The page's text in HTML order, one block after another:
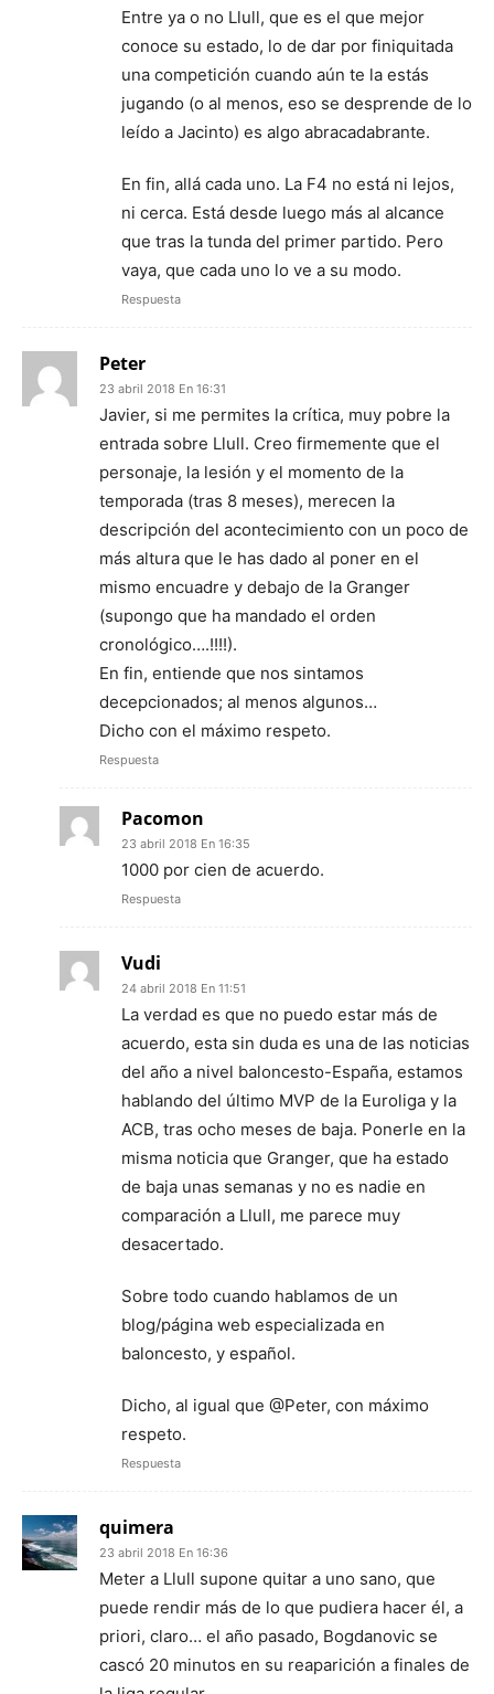
Entre ya o no Llull, que es el que mejor
conoce su estado, lo de dar por finiquitada
una competición cuando aún te la estás
jugando (o al menos, eso se desprende de lo
leído a Jacinto) es algo abracadabrante.
En fin, allá cada uno. La F4 no está ni lejos,
ni cerca. Está desde luego más al alcance
que tras la tunda del primer partido. Pero
vaya, que cada uno lo ve a su modo.
Respuesta
Peter
23 abril 2018 En 16:31
Javier, si me permites la crítica, muy pobre la
entrada sobre Llull. Creo firmemente que el
personaje, la lesión y el momento de la
temporada (tras 8 meses), merecen la
descripción del acontecimiento con un poco de
más altura que le has dado al poner en el
mismo encuadre y debajo de la Granger
(supongo que ha mandado el orden
cronológico….!!!!).
En fin, entiende que nos sintamos
decepcionados; al menos algunos…
Dicho con el máximo respeto.
Respuesta
Pacomon
23 abril 2018 En 16:35
1000 por cien de acuerdo.
Respuesta
Vudi
24 abril 2018 En 11:51
La verdad es que no puedo estar más de
acuerdo, esta sin duda es una de las noticias
del año a nivel baloncesto-España, estamos
hablando del último MVP de la Euroliga y la
ACB, tras ocho meses de baja. Ponerle en la
misma noticia que Granger, que ha estado
de baja unas semanas y no es nadie en
comparación a Llull, me parece muy
desacertado.
Sobre todo cuando hablamos de un
blog/página web especializada en
baloncesto, y español.
Dicho, al igual que @Peter, con máximo
respeto.
Respuesta
quimera
23 abril 2018 En 16:36
Meter a Llull supone quitar a uno sano, que
puede rendir más de lo que pudiera hacer él, a
priori, claro… el año pasado, Bogdanovic se
cascó 20 minutos en su reaparición a finales de